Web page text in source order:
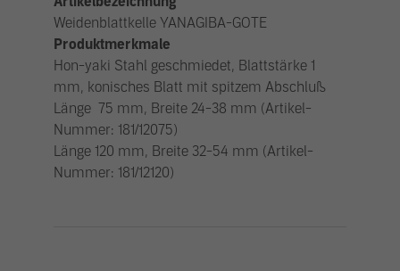
Weidenblattkelle YANAGIBA-GOTE
Produktmerkmale
Hon-yaki Stahl geschmiedet, Blattstärke 1
mm, konisches Blatt mit spitzem Abschluß
Länge 75 mm, Breite 24-38 mm (Artikel-
Nummer: 181/12075)
Länge 120 mm, Breite 32-54 mm (Artikel-
Nummer: 181/12120)